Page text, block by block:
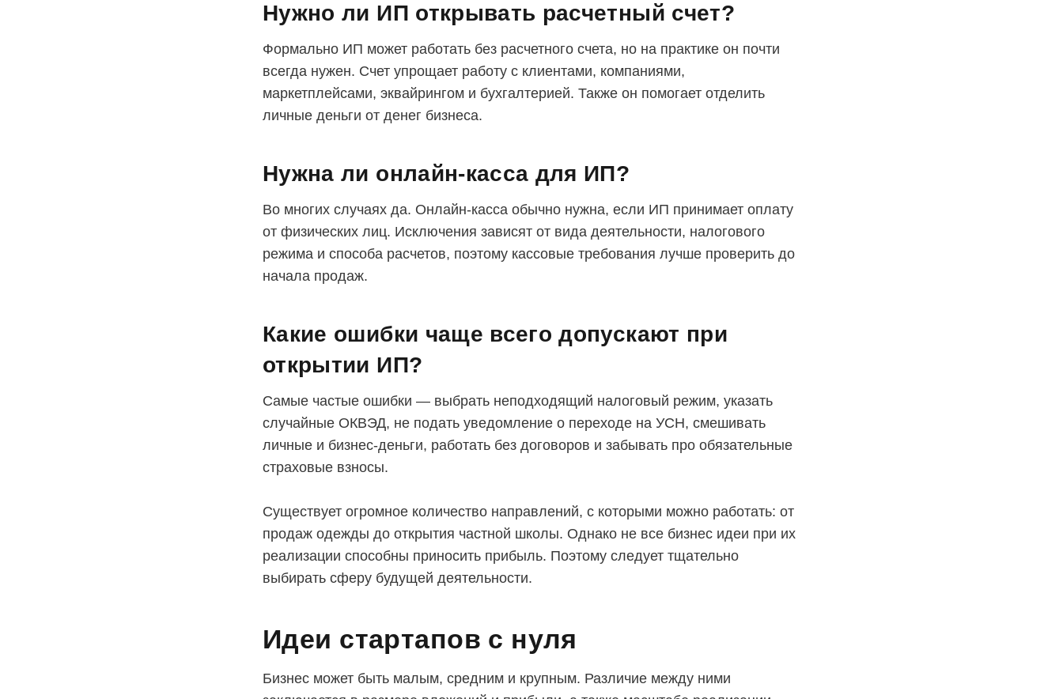
Нужно ли ИП открывать расчетный счет?
Формально ИП может работать без расчетного счета, но на практике он почти
всегда нужен. Счет упрощает работу с клиентами, компаниями,
маркетплейсами, эквайрингом и бухгалтерией. Также он помогает отделить
личные деньги от денег бизнеса.
Нужна ли онлайн-касса для ИП?
Во многих случаях да. Онлайн-касса обычно нужна, если ИП принимает оплату
от физических лиц. Исключения зависят от вида деятельности, налогового
режима и способа расчетов, поэтому кассовые требования лучше проверить до
начала продаж.
Какие ошибки чаще всего допускают при
открытии ИП?
Самые частые ошибки — выбрать неподходящий налоговый режим, указать
случайные ОКВЭД, не подать уведомление о переходе на УСН, смешивать
личные и бизнес-деньги, работать без договоров и забывать про обязательные
страховые взносы.
Существует огромное количество направлений, с которыми можно работать: от
продаж одежды до открытия частной школы. Однако не все бизнес идеи при их
реализации способны приносить прибыль. Поэтому следует тщательно
выбирать сферу будущей деятельности.
Идеи стартапов с нуля
Бизнес может быть малым, средним и крупным. Различие между ними